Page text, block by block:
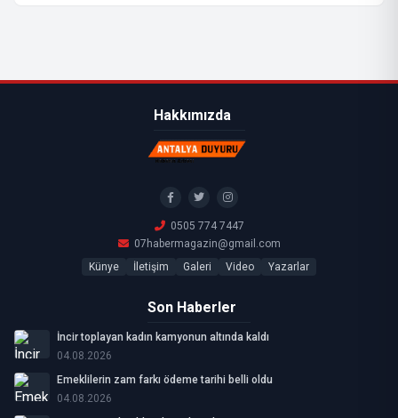
Hakkımızda
0505 774 7447
07habermagazin@gmail.com
Künye
İletişim Galeri Video Yazarlar
Son Haberler
İncir toplayan kadın kamyonun altında kaldı
04.08.2026
Emeklilerin zam farkı ödeme tarihi belli oldu
04.08.2026